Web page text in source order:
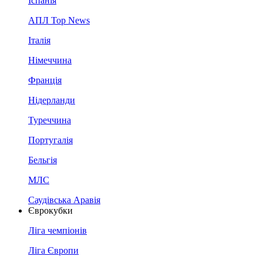
АПЛ Top News
Італія
Німеччина
Франція
Нідерланди
Туреччина
Португалія
Бельгія
МЛС
Саудівська Аравія
Єврокубки
Ліга чемпіонів
Ліга Європи